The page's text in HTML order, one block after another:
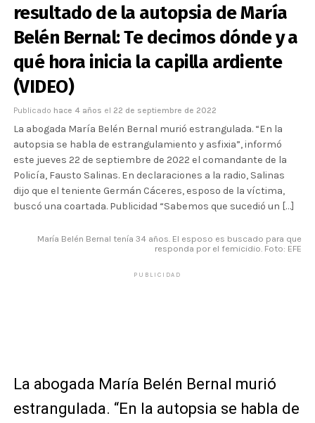
resultado de la autopsia de María
Belén Bernal: Te decimos dónde y a
qué hora inicia la capilla ardiente
(VIDEO)
Publicado hace 4 años el 22 de septiembre de 2022
La abogada María Belén Bernal murió estrangulada. “En la
autopsia se habla de estrangulamiento y asfixia”, informó
este jueves 22 de septiembre de 2022 el comandante de la
Policía, Fausto Salinas. En declaraciones a la radio, Salinas
dijo que el teniente Germán Cáceres, esposo de la víctima,
buscó una coartada. Publicidad “Sabemos que sucedió un […]
María Belén Bernal tenía 34 años. El esposo es buscado para que
responda por el femicidio. Foto: EFE
PUBLICIDAD
La abogada María Belén Bernal murió
estrangulada. “En la autopsia se habla de